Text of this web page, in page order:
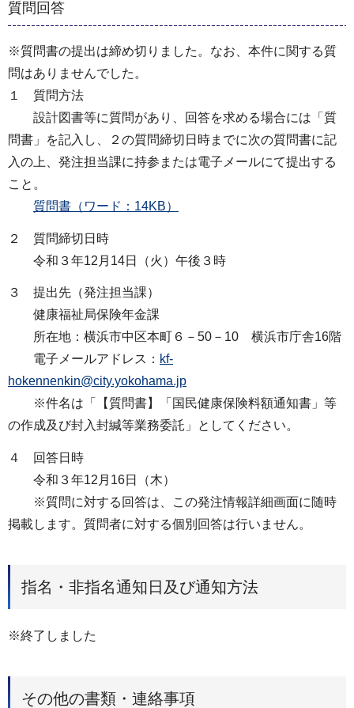
質問回答
※質問書の提出は締め切りました。なお、本件に関する質
問はありませんでした。
１ 質問方法
設計図書等に質問があり、回答を求める場合には「質
問書」を記入し、２の質問締切日時までに次の質問書に記
入の上、発注担当課に持参または電子メールにて提出する
こと。
質問書（ワード：14KB）
２ 質問締切日時
令和３年12月14日（火）午後３時
３ 提出先（発注担当課）
健康福祉局保険年金課
所在地：横浜市中区本町６－50－10 横浜市庁舎16階
電子メールアドレス： kf-
hokennenkin@city.yokohama.jp
※件名は「【質問書】「国民健康保険料額通知書」等
の作成及び封入封緘等業務委託」としてください。
４ 回答日時
令和３年12月16日（木）
※質問に対する回答は、この発注情報詳細画⾯に随時
掲載します。質問者に対する個別回答は⾏いません。
指名・非指名通知日及び通知方法
※終了しました
その他の書類・連絡事項